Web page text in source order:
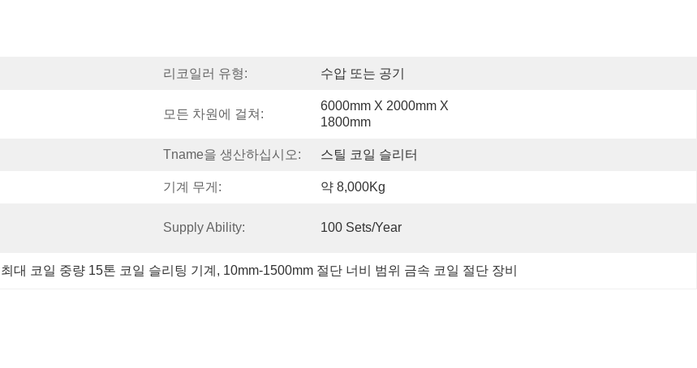
리코일러 유형: 수압 또는 공기
모든 차원에 걸쳐:
6000mm X 2000mm X
1800mm
Tname을 생산하십시오: 스틸 코일 슬리터
기계 무게: 약 8,000Kg
Supply Ability: 100 Sets/year
최대 코일 중량 15톤 코일 슬리팅 기계 , 10mm-1500mm 절단 너비 범위 금속 코일 절단 장비